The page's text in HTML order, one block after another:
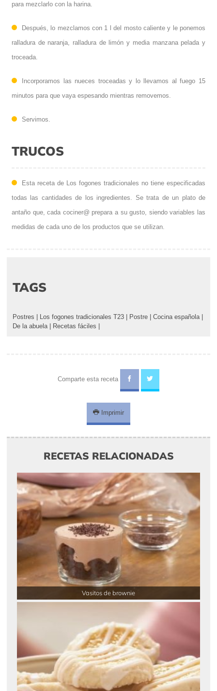
para mezclarlo con la harina.
Después, lo mezclamos con 1 l del mosto caliente y le ponemos
ralladura de naranja, ralladura de limón y media manzana pelada y
troceada.
Incorporamos las nueces troceadas y lo llevamos al fuego 15
minutos para que vaya espesando mientras removemos.
Servimos.
TRUCOS
Esta receta de Los fogones tradicionales no tiene especificadas
todas las cantidades de los ingredientes. Se trata de un plato de
antaño que, cada cociner@ prepara a su gusto, siendo variables las
medidas de cada uno de los productos que se utilizan.
TAGS
Postres Los fogones tradicionales T23 Postre Cocina española|
De la abuela| Recetas fáciles
Comparte esta receta
Imprimir
RECETAS RELACIONADAS
Vasitos de brownie